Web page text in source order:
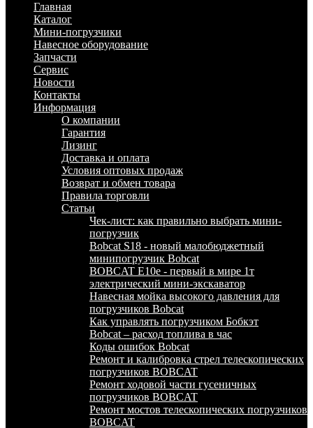
Главная
Каталог
Мини-погрузчики
Навесное оборудование
Запчасти
Сервис
Новости
Контакты
Информация
О компании
Гарантия
Лизинг
Доставка и оплата
Условия оптовых продаж
Возврат и обмен товара
Правила торговли
Статьи
Чек-лист: как правильно выбрать мини-
погрузчик
Bobcat S18 - новый малобюджетный
минипогрузчик Bobcat
BOBCAT E10e - первый в мире 1т
электрический мини-экскаватор
Навесная мойка высокого давления для
погрузчиков Bobcat
Как управлять погрузчиком Бобкэт
Bobcat – расход топлива в час
Коды ошибок Bobcat
Ремонт и калибровка стрел телескопических
погрузчиков BOBCAT
Ремонт ходовой части гусеничных
погрузчиков BOBCAT
Ремонт мостов телескопических погрузчиков
BOBCAT